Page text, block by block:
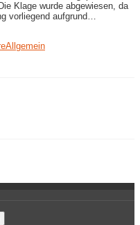
Klage wurde abgewiesen, da
vorliegend aufgrund…
Allgemein